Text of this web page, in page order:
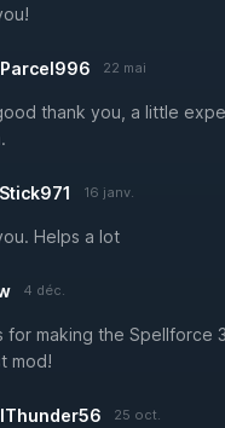
22 mai
thank you, a little
16 janv.
Helps a lot
4 déc.
for making the Spellforce
mod!
25 oct.